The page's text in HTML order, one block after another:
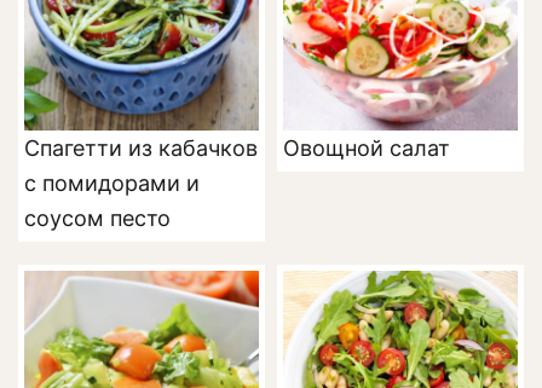
Спагетти из кабачков
с помидорами и
соусом песто
Овощной салат